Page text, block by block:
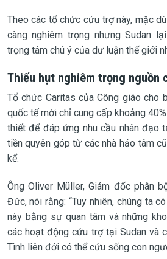
Theo các tổ chức cứu trợ này, mặc
càng nghiêm trọng nhưng Sudan
trọng tâm chú ý của dư luận thế giới
Thiếu hụt nghiêm trọng nguồn
Tổ chức Caritas của Công giáo cho
quốc tế mới chỉ cung cấp khoảng
thiết để đáp ứng nhu cầu nhân đạo
tiền quyên góp từ các nhà hảo tâm
kể.
Ông Oliver Müller, Giám đốc phân
Đức, nói rằng: “Tuy nhiên, chúng ta
này bằng sự quan tâm và những
các hoạt động cứu trợ tại Sudan và
Tình liên đới có thể cứu sống con